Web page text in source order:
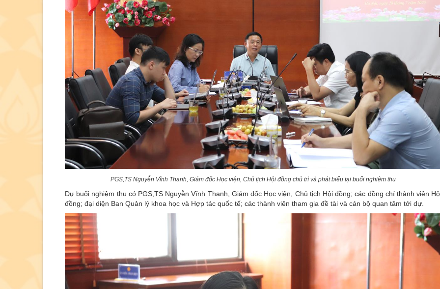
PGS,TS Nguyễn Vĩnh Thanh, Giám đốc Học viện, Chủ tịch Hội đồngchủ trì và phát biểu tại buổi nghiệm thu
Dự buổi nghiệm thu có PGS,TS Nguyễn Vĩnh Thanh, Giám đốc Học viện, Chủ tịch Hội đồng; các đồng chí thành viên
đồng; đại diện Ban Quản lý khoa học và Hợp tác quốc tế; các thành viên tham gia đề tài và cán bộ quan tâm tới dự.